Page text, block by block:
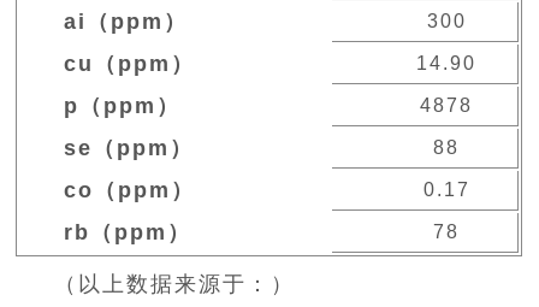
ai（ppm） 300
cu（ppm） 14.90
p（ppm） 4878
se（ppm） 88
co（ppm） 0.17
rb（ppm） 78
（以上数据来源于：）